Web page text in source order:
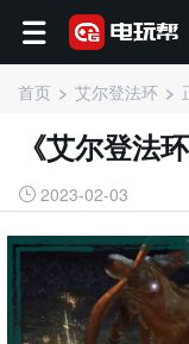
首页 艾尔登法环
《艾尔登法
2023-02-03